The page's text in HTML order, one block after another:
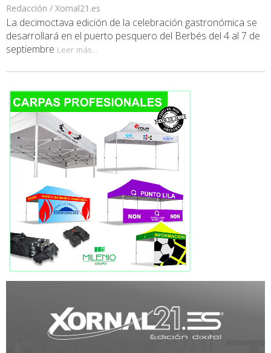
Redacción / Xornal21.es
La decimoctava edición de la celebración gastronómica se
desarrollará en el puerto pesquero del Berbés del 4 al 7 de
septiembre Leer más...